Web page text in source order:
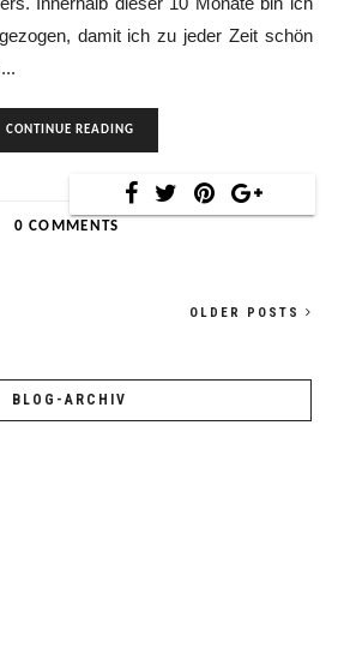
damit ich zu jeder Zeit schön
CONTINUE READING
0 COMMENTS
OLDER POSTS
BLOG-ARCHIV